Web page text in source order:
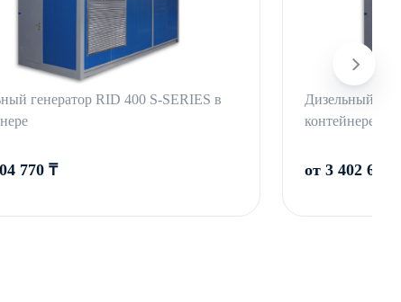
генератор RID 400 S-SERIES в
770 ₸
Дизельный
контейнере с
от 3 402 600